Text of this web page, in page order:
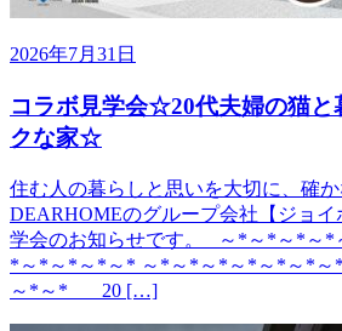
2026年7月31日
コラボ見学会☆20代夫婦の猫と
クな家☆
住む人の暮らしと思いを大切に、確
DEARHOMEのグループ会社【ジョイ
学会のお知らせです。 ～*～*～*～*
*～*～*～*～* ～*～*～*～*～*～*
～*～* 20 […]